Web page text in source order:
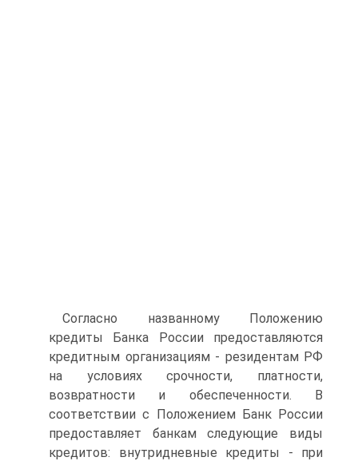
Согласно названному Положению
кредиты Банка России предоставляются
кредитным организациям - резидентам РФ
на условиях срочности, платности,
возвратности и обеспеченности. В
соответствии с Положением Банк России
предоставляет банкам следующие виды
кредитов: внутридневные кредиты - при